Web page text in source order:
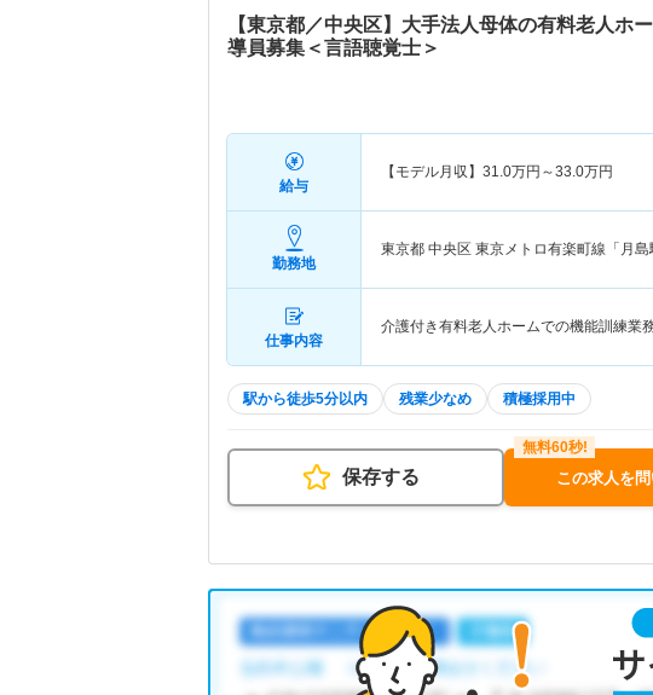
【東京都／中央区】大手法人母体の有料老人ホ
導員募集＜言語聴覚士＞
給与
【モデル月収】 31.0万円～33.0万円
勤務地
東京都 中央区 東京メトロ有楽町線「月
仕事内容
介護付き有料老人ホームでの機能訓練業
駅から徒歩5分以内 残業少なめ 積極採用中
保存する この求人を